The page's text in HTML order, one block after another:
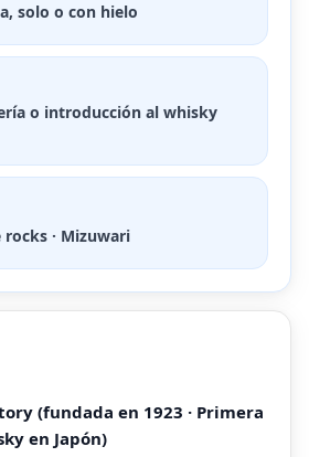
solo o con hielo
o introducción al whisky
rocks · Mizuwari
(fundada en 1923 · Primera
en Japón)